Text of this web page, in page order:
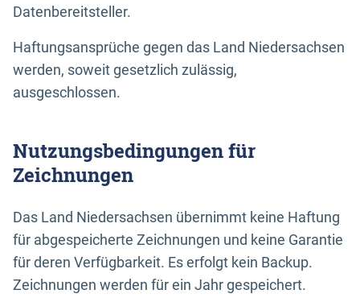
Datenbereitsteller.
Haftungsansprüche gegen das Land Niedersachsen
werden, soweit gesetzlich zulässig,
ausgeschlossen.
Nutzungsbedingungen für
Zeichnungen
Das Land Niedersachsen übernimmt keine Haftung
für abgespeicherte Zeichnungen und keine Garantie
für deren Verfügbarkeit. Es erfolgt kein Backup.
Zeichnungen werden für ein Jahr gespeichert.